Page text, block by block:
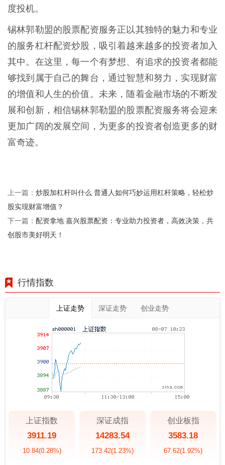
度投机。
锡林郭勒盟的股票配资服务正以其独特的魅力和专业
的服务杠杆配资炒股，吸引着越来越多的投资者加入
其中。在这里，每一个有梦想、有追求的投资者都能
够找到属于自己的舞台，通过智慧和努力，实现财富
的增值和人生的价值。未来，随着金融市场的不断发
展和创新，相信锡林郭勒盟的股票配资服务将会迎来
更加广阔的发展空间，为更多的投资者创造更多的财
富奇迹。
上一篇： 炒股加杠杆叫什么 普通人如何巧妙运用杠杆策略，轻松炒
股实现财富增值？
下一篇： 配资拿地 嘉兴股票配资：专业助力投资者，高效决策，共
创股市美好明天！
行情指数
上证走势 深证走势 创业走势
上证指数
3911.19
10.84(0.28%)
深证成指
14283.54
173.42(1.23%)
创业板指
3583.18
67.62(1.92%)